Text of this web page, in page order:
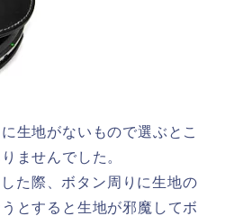
生地がないもので選ぶとこ
ませんでした。
た際、ボタン周りに生地の
とすると生地が邪魔してボ